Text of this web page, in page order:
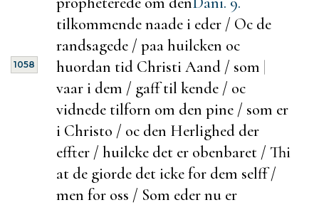
tilkommende naade i eder / Oc de
randsagede / paa huilcken oc
huordan tid Christi Aand / som |
1058
vaar i dem / gaff til kende / oc
vidnede tilforn om den pine / som er
i Christo / oc den Herlighed der
effter / huilcke det er obenbaret / Thi
at de giorde det icke for dem selff /
men for oss / Som eder nu er